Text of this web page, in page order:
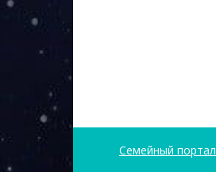
Семейный портал